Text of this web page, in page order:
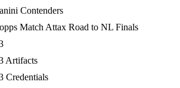
Contenders
Match Attax Road to NL Finals
Artifacts
Credentials